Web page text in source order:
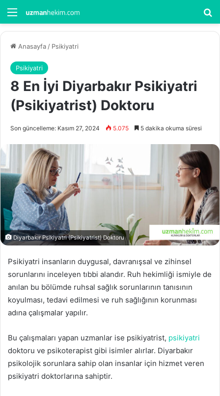
Menü
Anasayfa / Psikiyatri
Psikiyatri
8 En İyi Diyarbakır Psikiyatri
(Psikiyatrist) Doktoru
Son güncelleme: Kasım 27, 2024 5.075 5 dakika okuma süresi
Diyarbakır Psikiyatri (Psikiyatrist) Doktoru
Psikiyatri insanların duygusal, davranışsal ve zihinsel
sorunlarını inceleyen tıbbi alandır. Ruh hekimliği ismiyle de
anılan bu bölümde ruhsal sağlık sorunlarının tanısının
koyulması, tedavi edilmesi ve ruh sağlığının korunması
adına çalışmalar yapılır.
Bu çalışmaları yapan uzmanlar ise psikiyatrist, psikiyatri
doktoru ve psikoterapist gibi isimler alırlar. Diyarbakır
psikolojik sorunlara sahip olan insanlar için hizmet veren
psikiyatri doktorlarına sahiptir.